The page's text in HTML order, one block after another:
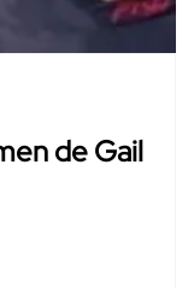
de Gail